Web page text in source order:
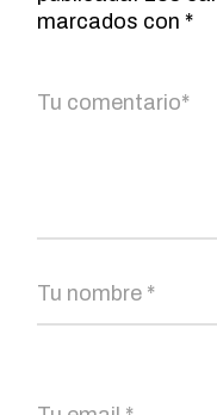
marcados con *